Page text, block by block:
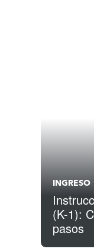
INGRESO
(K-1):
pasos